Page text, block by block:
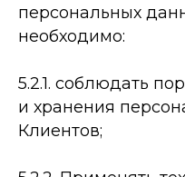
персональных
необходимо:
5.2.1. соблюдать
и хранения
Клиентов;